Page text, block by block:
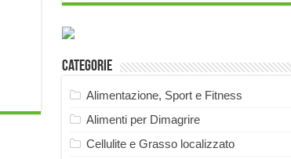
Categorie
Alimentazione, Sport e Fitness
Alimenti per Dimagrire
Cellulite e Grasso localizzato